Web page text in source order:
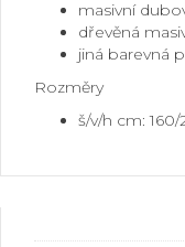
masivní
dřevěná
jiná barevná
Rozměry
š/v/h cm: